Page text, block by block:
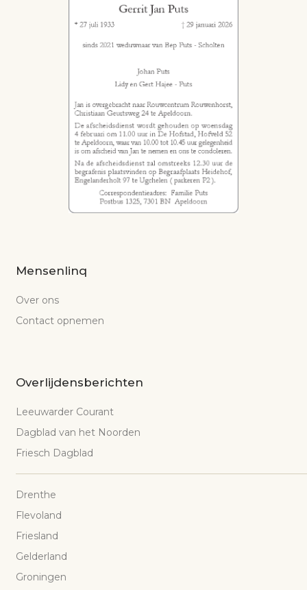
Mensenlinq
Over ons
Contact opnemen
Overlijdensberichten
Leeuwarder Courant
Dagblad van het Noorden
Friesch Dagblad
Drenthe
Flevoland
Friesland
Gelderland
Groningen